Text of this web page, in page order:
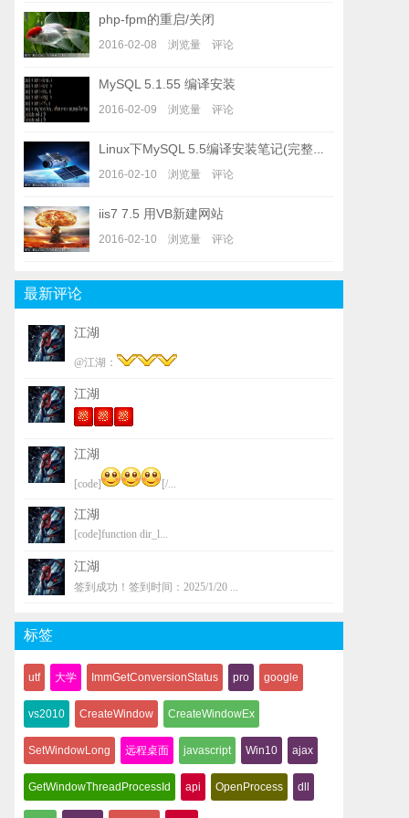
php-fpm的重启/关闭
2016-02-08 浏览量 评论
MySQL 5.1.55 编译安装
2016-02-09 浏览量 评论
Linux下MySQL 5.5编译安装笔记(完整安装教程)
2016-02-10 浏览量 评论
iis7 7.5 用VB新建网站
2016-02-10 浏览量 评论
最新评论
江湖
@江湖：
江湖
江湖
[code] [/...
江湖
[code]function dir_l...
江湖
签到成功！签到时间：2025/1/20 ...
标签
utf 大学 ImmGetConversionStatus pro google
vs2010 CreateWindow CreateWindowEx
SetWindowLong 远程桌面 javascript Win10 ajax
GetWindowThreadProcessId api OpenProcess dll